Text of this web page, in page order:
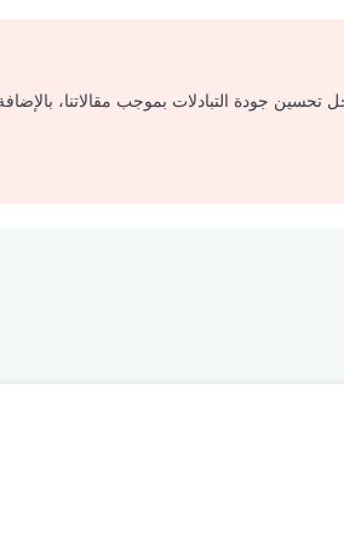
تحسين جودة التبادلات بموجب مقالاتنا،